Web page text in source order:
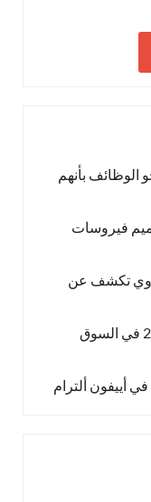
الوظائف بأنهم
فيروسات
تكشف عن
أسعار ومواصلات هيوندائي فينيو 2027 في السوق